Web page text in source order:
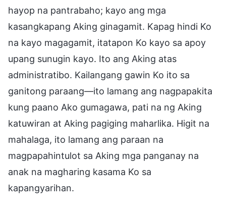
hayop na pantrabaho; kayo ang mga
kasangkapang Aking ginagamit. Kapag hindi Ko
na kayo magagamit, itatapon Ko kayo sa apoy
upang sunugin kayo. Ito ang Aking atas
administratibo. Kailangang gawin Ko ito sa
ganitong paraang—ito lamang ang nagpapakita
kung paano Ako gumagawa, pati na ng Aking
katuwiran at Aking pagiging maharlika. Higit na
mahalaga, ito lamang ang paraan na
magpapahintulot sa Aking mga panganay na
anak na magharing kasama Ko sa
kapangyarihan.